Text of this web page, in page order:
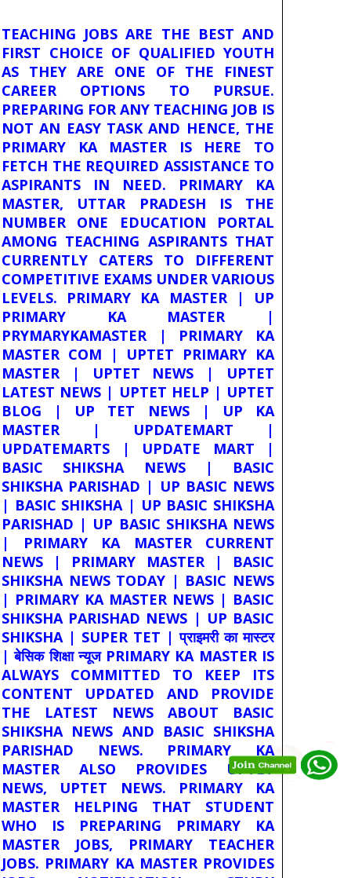
TEACHING JOBS ARE THE BEST AND
FIRST CHOICE OF QUALIFIED YOUTH
AS THEY ARE ONE OF THE FINEST
CAREER OPTIONS TO PURSUE.
PREPARING FOR ANY TEACHING JOB IS
NOT AN EASY TASK AND HENCE, THE
PRIMARY KA MASTER IS HERE TO
FETCH THE REQUIRED ASSISTANCE TO
ASPIRANTS IN NEED. PRIMARY KA
MASTER, UTTAR PRADESH IS THE
NUMBER ONE EDUCATION PORTAL
AMONG TEACHING ASPIRANTS THAT
CURRENTLY CATERS TO DIFFERENT
COMPETITIVE EXAMS UNDER VARIOUS
LEVELS. PRIMARY KA MASTER | UP
PRIMARY KA MASTER |
PRYMARYKAMASTER | PRIMARY KA
MASTER COM | UPTET PRIMARY KA
MASTER | UPTET NEWS | UPTET
LATEST NEWS | UPTET HELP | UPTET
BLOG | UP TET NEWS | UP KA
MASTER | UPDATEMART |
UPDATEMARTS | UPDATE MART |
BASIC SHIKSHA NEWS | BASIC
SHIKSHA PARISHAD | UP BASIC NEWS
| BASIC SHIKSHA | UP BASIC SHIKSHA
PARISHAD | UP BASIC SHIKSHA NEWS
| PRIMARY KA MASTER CURRENT
NEWS | PRIMARY MASTER | BASIC
SHIKSHA NEWS TODAY | BASIC NEWS
| PRIMARY KA MASTER NEWS | BASIC
SHIKSHA PARISHAD NEWS | UP BASIC
SHIKSHA | SUPER TET | प्राइमरी का मास्टर
| बेसिक शिक्षा न्यूज PRIMARY KA MASTER IS
ALWAYS COMMITTED TO KEEP ITS
CONTENT UPDATED AND PROVIDE
THE LATEST NEWS ABOUT BASIC
SHIKSHA NEWS AND BASIC SHIKSHA
PARISHAD NEWS. PRIMARY KA
MASTER ALSO PROVIDES UPTET
NEWS, UPTET NEWS. PRIMARY KA
MASTER HELPING THAT STUDENT
WHO IS PREPARING PRIMARY KA
MASTER JOBS, PRIMARY TEACHER
JOBS. PRIMARY KA MASTER PROVIDES